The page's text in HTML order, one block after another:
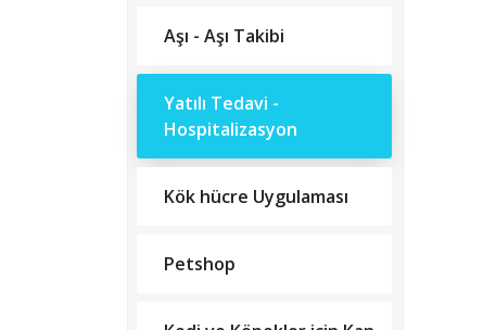
Aşı - Aşı Takibi
Yatılı Tedavi -
Hospitalizasyon
Kök hücre Uygulaması
Petshop